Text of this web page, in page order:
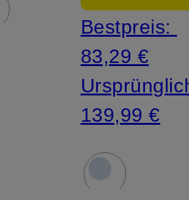
Bestpreis:
83,29 €
139,99 €